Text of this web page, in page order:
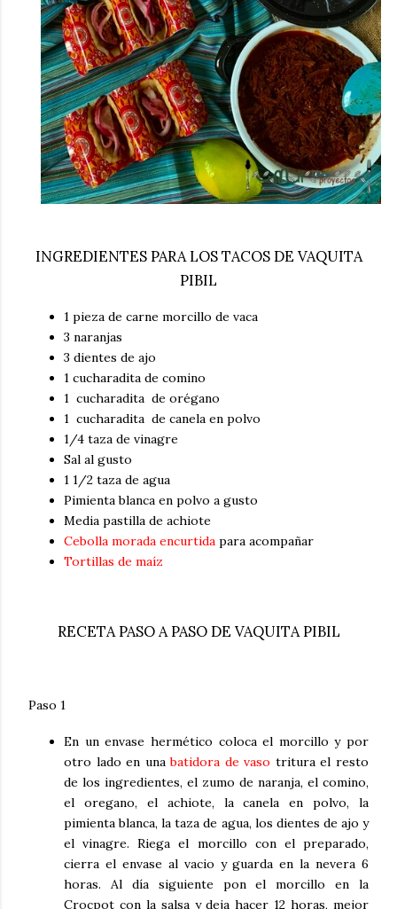
INGREDIENTES PARA LOS TACOS DE VAQUITA
PIBIL
1 pieza de carne morcillo de vaca
3 naranjas
3 dientes de ajo
1 cucharadita de comino
1 cucharadita de orégano
1 cucharadita de canela en polvo
1/4 taza de vinagre
Sal al gusto
1 1/2 taza de agua
Pimienta blanca en polvo a gusto
Media pastilla de achiote
Cebolla morada encurtida para acompañar
Tortillas de maíz
RECETA PASO A PASO DE VAQUITA PIBIL
Paso 1
En un envase hermético coloca el morcillo y por
otro lado en unabatidora de vaso tritura el resto
de los ingredientes, el zumo de naranja, el comino,
el oregano, el achiote, la canela en polvo, la
pimienta blanca, la taza de agua, los dientes de ajo y
el vinagre. Riega el morcillo con el preparado,
cierra el envase al vacio y guarda en la nevera 6
horas. Al día siguiente pon el morcillo en la
Crocpot con la salsa y deja hacer 12 horas, mejor